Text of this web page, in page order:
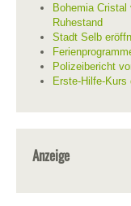
Bohemia
Ruhestand
Stadt Selb
Polizeibericht
Erste-Hilfe-
Anzeige